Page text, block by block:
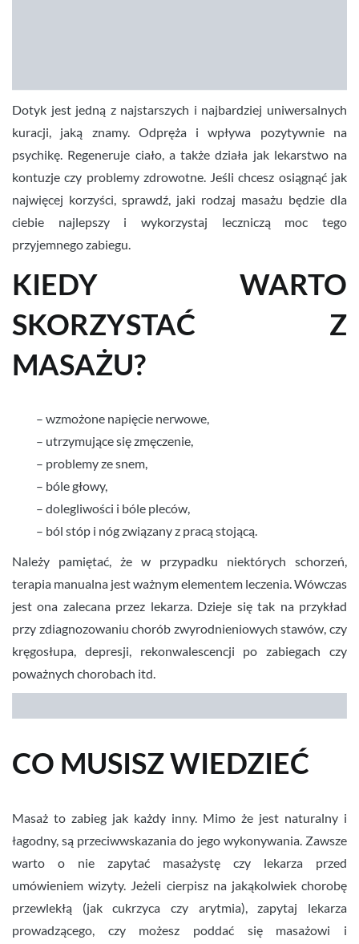
Dotyk jest jedną z najstarszych i najbardziej uniwersalnych
kuracji, jaką znamy. Odpręża i wpływa pozytywnie na
psychikę. Regeneruje ciało, a także działa jak lekarstwo na
kontuzje czy problemy zdrowotne. Jeśli chcesz osiągnąć jak
najwięcej korzyści, sprawdź, jaki rodzaj masażu będzie dla
ciebie najlepszy i wykorzystaj leczniczą moc tego
przyjemnego zabiegu.
KIEDY WARTO
SKORZYSTAĆ Z
MASAŻU?
– wzmożone napięcie nerwowe,
– utrzymujące się zmęczenie,
– problemy ze snem,
– bóle głowy,
– dolegliwości i bóle pleców,
– ból stóp i nóg związany z pracą stojącą.
Należy pamiętać, że w przypadku niektórych schorzeń,
terapia manualna jest ważnym elementem leczenia. Wówczas
jest ona zalecana przez lekarza. Dzieje się tak na przykład
przy zdiagnozowaniu chorób zwyrodnieniowych stawów, czy
kręgosłupa, depresji, rekonwalescencji po zabiegach czy
poważnych chorobach itd.
CO MUSISZ WIEDZIEĆ
Masaż to zabieg jak każdy inny. Mimo że jest naturalny i
łagodny, są przeciwwskazania do jego wykonywania. Zawsze
warto o nie zapytać masażystę czy lekarza przed
umówieniem wizyty. Jeżeli cierpisz na jakąkolwiek chorobę
przewlekłą (jak cukrzyca czy arytmia), zapytaj lekarza
prowadzącego, czy możesz poddać się masażowi i